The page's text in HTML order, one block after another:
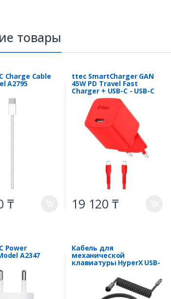
товары
Charge Cable
A2795
₸
ttec SmartCharger GAN
45W PD Travel Fast
Charger + USB-C - USB-C
3A Cable Neon Red
19 120 ₸
Power
A2347
Кабель для
механической
клавиатуры HyperX USB-